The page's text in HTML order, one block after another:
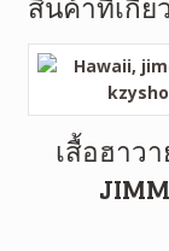
เสื้อฮาว